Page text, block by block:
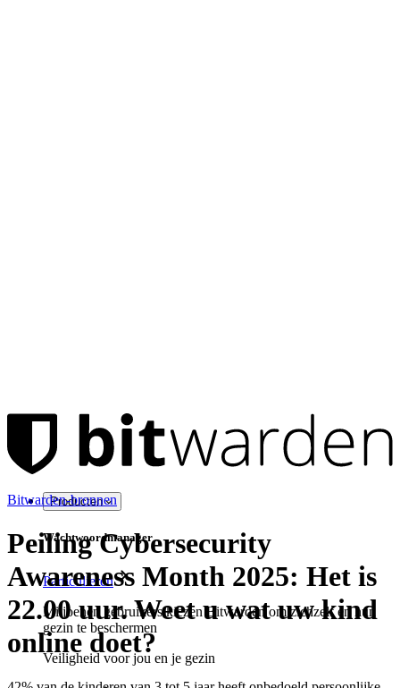
Producten
Wachtwoordmanager
Particulieren
Miljoenen gebruikers kiezen Bitwarden om zichzelf en hun
gezin te beschermen
Veiligheid voor jou en je gezin
Bitwarden-bronnen
Peiling Cybersecurity
Awareness Month 2025: Het is
22.00 uur. Weet u wat uw kind
online doet?